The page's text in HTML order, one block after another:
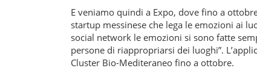
E veniamo quindi a Expo, dove fino a
startup messinese che lega le emozioni ai
social network le emozioni si sono fatte
persone di riappropriarsi dei luoghi”.
Cluster Bio-Mediteraneo fino a ottobre.